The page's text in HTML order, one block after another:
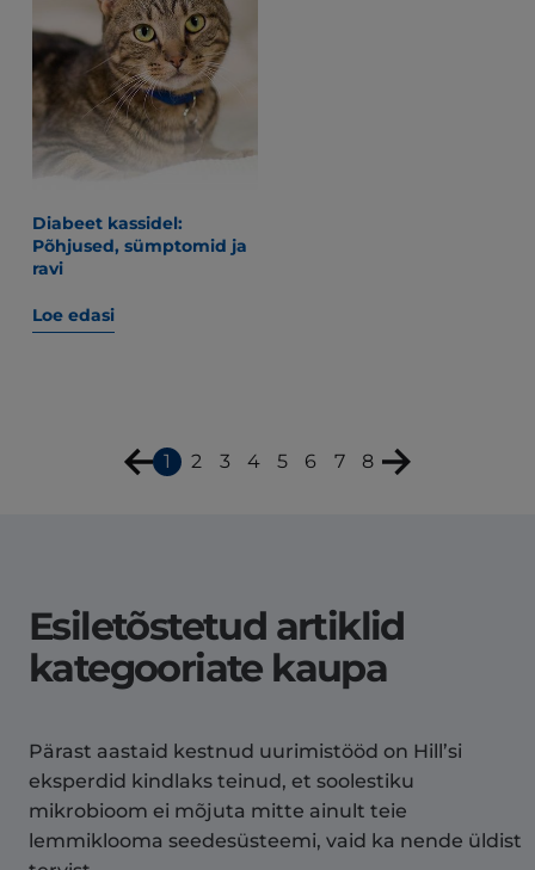
Diabeet kassidel:
Põhjused, sümptomid ja
ravi
Loe edasi
1 2 3 4 5 6 7 8
Esiletõstetud artiklid
kategooriate kaupa
Pärast aastaid kestnud uurimistööd on Hill’si
eksperdid kindlaks teinud, et soolestiku
mikrobioom ei mõjuta mitte ainult teie
lemmiklooma seedesüsteemi, vaid ka nende üldist